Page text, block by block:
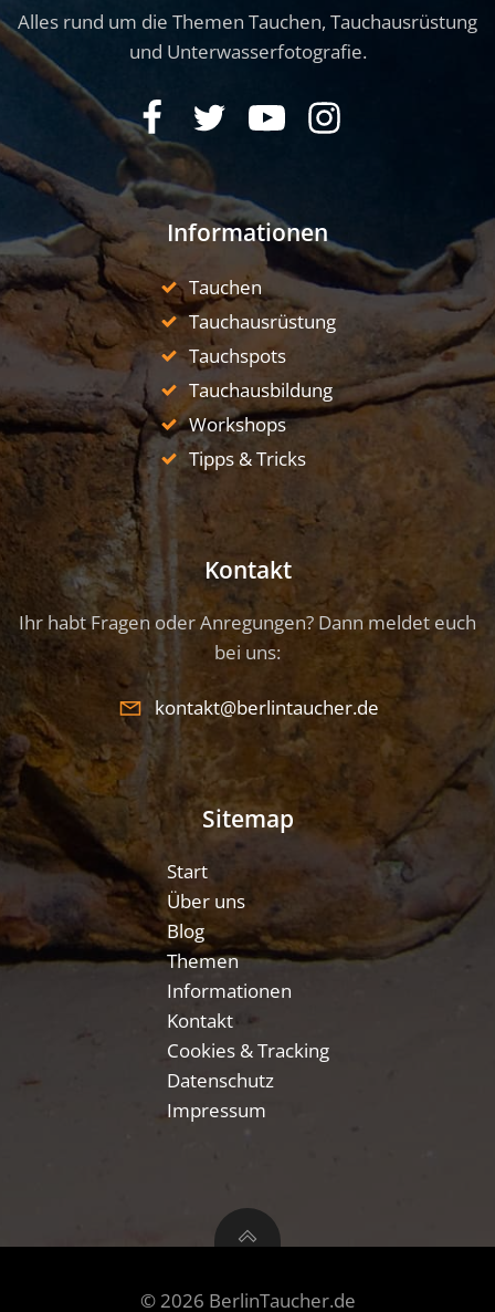
Alles rund um die Themen Tauchen, Tauchausrüstung
und Unterwasserfotografie.
Informationen
Tauchen
Tauchausrüstung
Tauchspots
Tauchausbildung
Workshops
Tipps & Tricks
Kontakt
Ihr habt Fragen oder Anregungen? Dann meldet euch
bei uns:
kontakt@berlintaucher.de
Sitemap
Start
Über uns
Blog
Themen
Informationen
Kontakt
Cookies & Tracking
Datenschutz
Impressum
© 2026 BerlinTaucher.de